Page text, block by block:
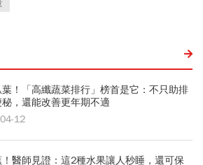
！「高纖蔬菜排行」榜首是它：不只助排
，還能改善更年期不適
12
醫師見證：這2種水果讓人秒睡，還可保